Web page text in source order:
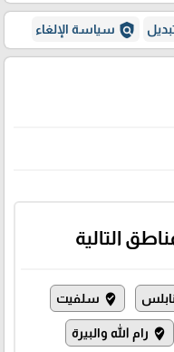
policy سياسة الإلغاء
التالية
where_to_vote سلفيت
where_to_vote رام الله والبيرة